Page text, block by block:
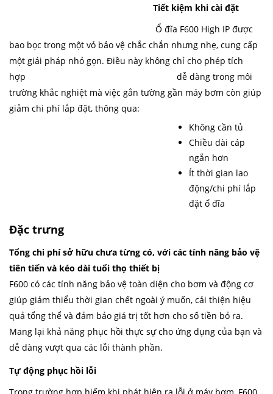
Tiết kiệm khi cài đặt
Ổ đĩa F600 High IP được
bao bọc trong một vỏ bảo vệ chắc chắn nhưng nhẹ, cung cấp
một giải pháp nhỏ gọn. Điều này không chỉ cho phép tích
hợp dễ dàng trong môi
trường khắc nghiệt mà việc gắn tường gần máy bơm còn giúp
giảm chi phí lắp đặt, thông qua:
Không cần tủ
Chiều dài cáp
ngắn hơn
Ít thời gian lao
động/chi phí lắp
đặt ổ đĩa
Đặc trưng
Tổng chi phí sở hữu chưa từng có, với các tính năng bảo vệ
tiên tiến và kéo dài tuổi thọ thiết bị
F600 có các tính năng bảo vệ toàn diện cho bơm và động cơ
giúp giảm thiểu thời gian chết ngoài ý muốn, cải thiện hiệu
quả tổng thể và đảm bảo giá trị tốt hơn cho số tiền bỏ ra.
Mang lại khả năng phục hồi thực sự cho ứng dụng của bạn và
dễ dàng vượt qua các lỗi thành phần.
Tự động phục hồi lỗi